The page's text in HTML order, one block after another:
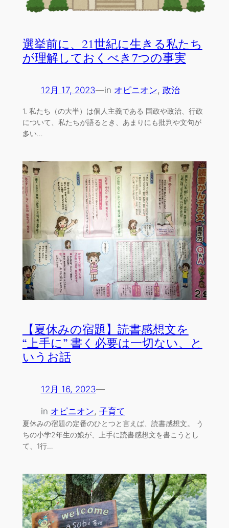
選挙前に、21世紀に生きる私たち
が理解しておくべき7つの事実
12月 17, 2023—in オピニオン, 政治
1. 私たち（の大半）は個人主義である 国政や政治、行政
について、私たちが語るとき、あまりにも批判や文句が
多い…
【夏休みの宿題】読書感想文を
“上手に” 書く必要は一切ない、と
いうお話
12月 16, 2023—
in オピニオン, 子育て
夏休みの宿題の定番のひとつと言えば、読書感想文。 う
ちの小学2年生の娘が、上手に読書感想文を書こうとし
て、1行…